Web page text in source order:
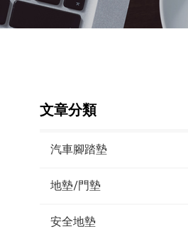
文章分類
汽車腳踏墊
地墊/門墊
安全地墊